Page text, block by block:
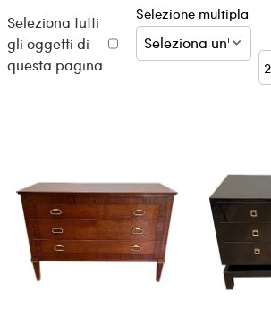
Seleziona tutti
gli oggetti di
questa pagina
Selezione multipla